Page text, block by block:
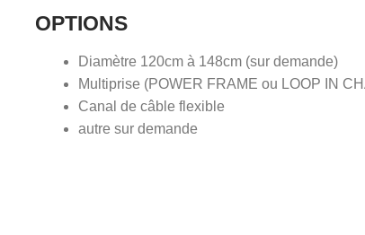
OPTIONS
Diamètre 120cm à 148cm (sur demande)
Multiprise (POWER FRAME ou LOOP IN
Canal de câble flexible
autre sur demande